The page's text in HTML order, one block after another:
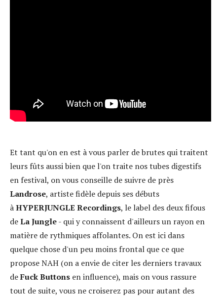
Et tant qu'on en est à vous parler de brutes qui traitent
leurs fûts aussi bien que l'on traite nos tubes digestifs
en festival, on vous conseille de suivre de près
Landrose, artiste fidèle depuis ses débuts
àHYPERJUNGLE Recordings, le label des deux fifous
deLa Jungle- qui y connaissent d'ailleurs un rayon en
matière de rythmiques affolantes. On est ici dans
quelque chose d'un peu moins frontal que ce que
propose NAH (on a envie de citer les derniers travaux
deFuck Buttons en influence), mais on vous rassure
tout de suite, vous ne croiserez pas pour autant des